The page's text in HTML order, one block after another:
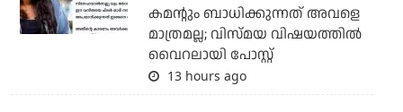
കമന്റും ബാധിക്കുന്നത് അവളെ
മാത്രമല്ല; വിസ്മയ വിഷയത്തില്‍
വൈറലായി പോസ്റ്റ്
13 hours ago